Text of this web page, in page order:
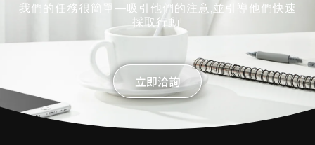
我們的任務很簡單—吸引他們的注意,並引導他們快速
採取行動!
立即洽詢